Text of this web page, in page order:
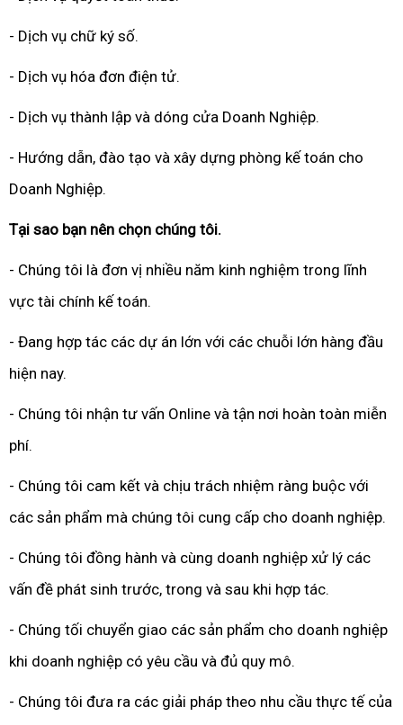
- Dịch vụ chữ ký số.
- Dịch vụ hóa đơn điện tử.
- Dịch vụ thành lập và dóng cửa Doanh Nghiệp.
- Hướng dẫn, đào tạo và xây dựng phòng kế toán cho
Doanh Nghiệp.
Tại sao bạn nên chọn chúng tôi.
- Chúng tôi là đơn vị nhiều năm kinh nghiệm trong lĩnh
vực tài chính kế toán.
- Đang hợp tác các dự án lớn với các chuỗi lớn hàng đầu
hiện nay.
- Chúng tôi nhận tư vấn Online và tận nơi hoàn toàn miễn
phí.
- Chúng tôi cam kết và chịu trách nhiệm ràng buộc với
các sản phẩm mà chúng tôi cung cấp cho doanh nghiệp.
- Chúng tôi đồng hành và cùng doanh nghiệp xử lý các
vấn đề phát sinh trước, trong và sau khi hợp tác.
- Chúng tối chuyển giao các sản phẩm cho doanh nghiệp
khi doanh nghiệp có yêu cầu và đủ quy mô.
- Chúng tôi đưa ra các giải pháp theo nhu cầu thực tế của